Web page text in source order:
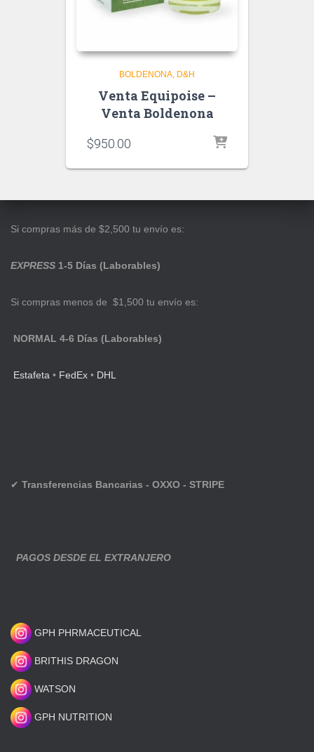
BOLDENONA D&H
Venta Equipoise –
Venta Boldenona
$950.00
Si compras más de $2,500 tu envío es:
EXPRESS 1-5 Días (Laborables)
Si compras menos de $1,500 tu envío es:
NORMAL 4-6 Días (Laborables)
Estafeta • FedEx • DHL
✔ Transferencias Bancarias - OXXO - STRIPE
PAGOS DESDE EL EXTRANJERO
GPH PHRMACEUTICAL
BRITHIS DRAGON
WATSON
GPH NUTRITION